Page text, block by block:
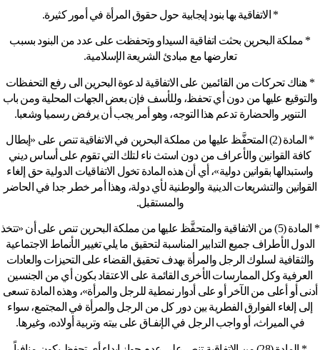
* الاتفاقية بها بنود إيجابية حول حقوق المرأة في أمور كثيرة.
* مملكة البحرين بحثت اتفاقية السيداو وتحفظت على عدد من البنود بسبب
تعارضها مع مبادئ الشريعة الإسلامية.
* هناك تحركات من القائمين على الاتفاقية لدعوة البحرين الى رفع التحفظات
والتوقيع عليها من دون أي تحفظ، وللأسف فإن بعض الجهات المحلية ومن باب
التنوير والحضارة تدعم هذا التوجه، وهو أمر يجب أن يرفض رسميا وشعبا.
* المادة (2) المتحفَّظ عليها من مملكة البحرين في الاتفاقية تنص على «إبطال
كافة القوانين والأعراف من دون استث ناء لتلك التي تقوم على أساس ديني
واستبدالها بقوانين دولية»، أي أن هذه المادة تخول الاتفاقيات الدولية حق إلغاء
القوانين والتشريعات الدينية والوطنية لأي دولة، وهذا أمر خطر جدا في الحاضر
والمستقبل.
* المادة (5) من الاتفاقية والمتحفَّظ عليها من مملكة البحرين تنص على أن «تتخذ
الدول الأطراف جميع التدابير المناسبة لتحقيق ما يلي تغيير الأنماط الاجتماعية
والثقافية لسلوك الرجل والمرأة بهدف تحقيق القضاء على التحيزات والعادات
العرفية وكل الممارسات الأخرى القائمة على الاعتقاد بكون أي من الجنسين
أدنى أو أعلى من الآخر أو على أدوار نمطية للرجل والمرأة»، وهذه المادة تسعى
إلى إلغاء الفوارق الفطرية بين دور كل من الرجل والمرأة في المجتمع، سواء
في الميراث، أو واجب الرجل في الإنفـاق على بيته وتربية أولاده، وغيرها.